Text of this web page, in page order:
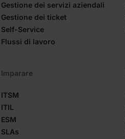
Gestione dei servizi aziendali
Gestione dei ticket
Self-Service
Flussi di lavoro
Imparare
ITSM
ITIL
ESM
SLAs